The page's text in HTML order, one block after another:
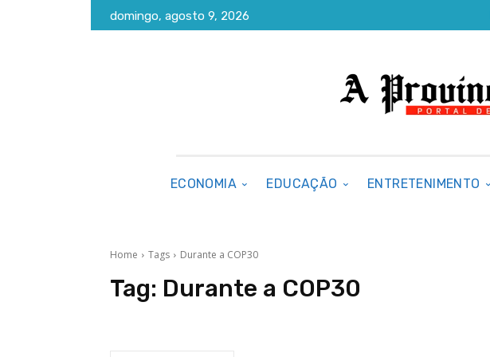
domingo, agosto 9, 2026
ECONOMIA EDUCAÇÃO ENTRETENIMENTO
Home Tags Durante a COP30
Tag: Durante a COP30